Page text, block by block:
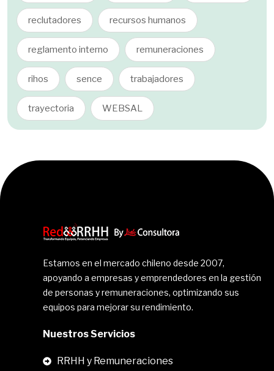
reclutadores recursos humanos
reglamento interno remuneraciones
rihos sence trabajadores
trayectoria WEBSAL
Estamos en el mercado chileno desde 2007,
apoyando a empresas y emprendedores en la gestión
de personas y remuneraciones, optimizando sus
equipos para mejorar su rendimiento.
Nuestros Servicios
RRHH y Remuneraciones